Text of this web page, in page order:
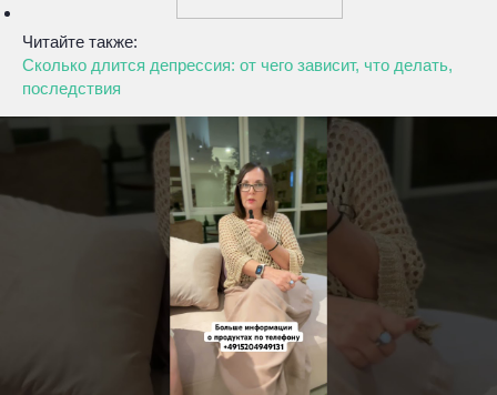
Читайте также:
Сколько длится депрессия: от чего зависит, что делать,
последствия